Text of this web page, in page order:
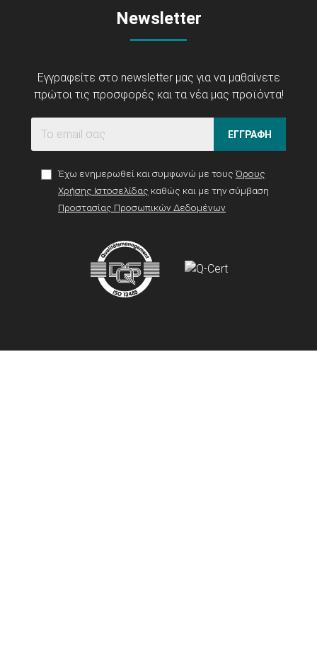
Newsletter
Εγγραφείτε στο newsletter μας για να μαθαίνετε
πρώτοι τις προσφορές και τα νέα μας προϊόντα!
ΕΓΓΡΑΦΗ
Έχω ενημερωθεί και συμφωνώ με τους Όρους
Χρήσης Ιστοσελίδας καθώς και με την σύμβαση
Προστασίας Προσωπικών Δεδομένων